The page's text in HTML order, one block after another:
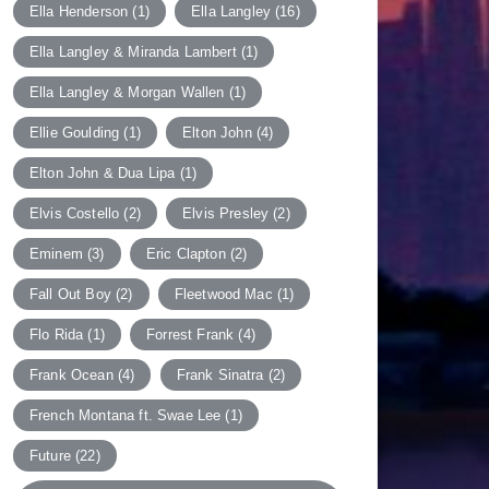
Ella Henderson (1) Ella Langley(16)
Ella Langley & Miranda Lambert(1)
Ella Langley & Morgan Wallen (1)
Ellie Goulding (1) Elton John(4)
Elton John & Dua Lipa (1)
Elvis Costello (2) Elvis Presley (2)
Eminem (3) Eric Clapton(2)
Fall Out Boy(2) Fleetwood Mac (1)
Flo Rida (1) Forrest Frank (4)
Frank Ocean(4) Frank Sinatra (2)
French Montana ft. Swae Lee (1)
Future(22)